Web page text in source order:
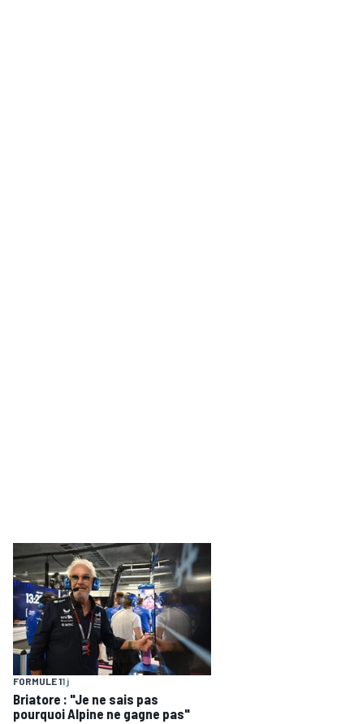
FORMULE 11 j
Briatore : "Je ne sais pas
pourquoi Alpine ne gagne pas"